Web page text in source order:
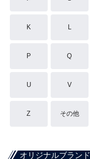
K L
P Q
U V
Z その他
オリジナルブランド